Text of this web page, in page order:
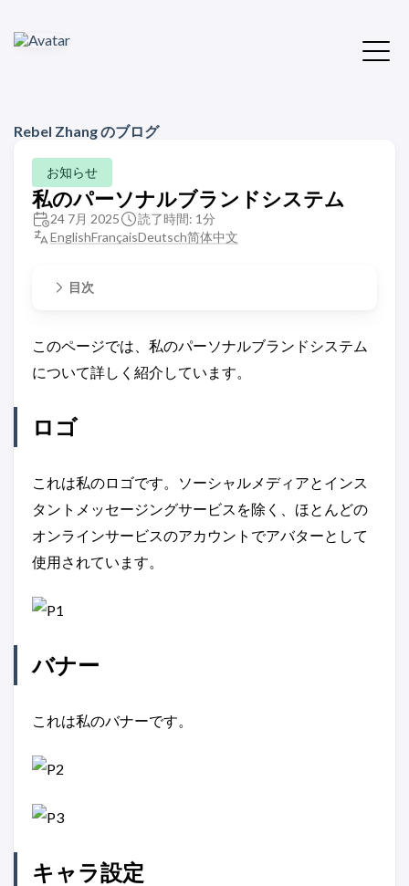
Rebel Zhang のブログ
お知らせ
私のパーソナルブランドシステム
24 7月 2025
読了時間: 1分
EnglishFrançaisDeutsch简体中文
目次
このページでは、私のパーソナルブランドシステム
について詳しく紹介しています。
ロゴ
これは私のロゴです。ソーシャルメディアとインス
タントメッセージングサービスを除く、ほとんどの
オンラインサービスのアカウントでアバターとして
使用されています。
バナー
これは私のバナーです。
キャラ設定